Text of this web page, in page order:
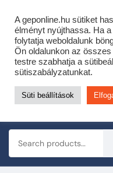
Cofidis expressz
Most minden akciós HQ
KERTÉSZETI –
A geponline.hu sütiket
élményt nyújthassa. Ha
folytatja weboldalunk
Ön oldalunkon az
testre szabhatja a
sütiszabályzatunkat.
Süti beállítások